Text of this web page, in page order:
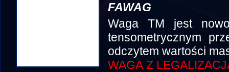
FAWAG
Waga TM jest
tensometrycznym
odczytem wartości
WAGA Z